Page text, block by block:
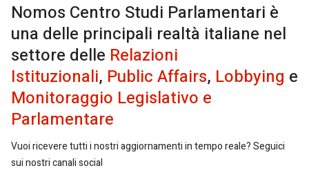
Nomos Centro Studi Parlamentari è
una delle principali realtà italiane nel
settore delle Relazioni
Istituzionali, Public Affairs, Lobbying e
Monitoraggio Legislativo e
Parlamentare
Vuoi ricevere tutti i nostri aggiornamenti in tempo reale? Seguici
sui nostri canali social